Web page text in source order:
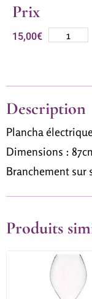
Prix
15,00€
Description
Plancha
Dimensions :
Branchement sur
Produits